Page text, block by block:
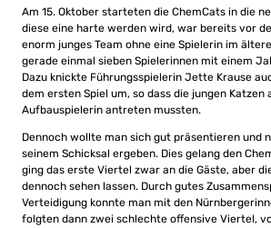
Am 15. Oktober starteten die ChemCats in die
diese eine harte werden wird, war bereits vor
enorm junges Team ohne eine Spielerin im
gerade einmal sieben Spielerinnen mit einem
Dazu knickte Führungsspielerin Jette Krause
dem ersten Spiel um, so dass die jungen Katzen
Aufbauspielerin antreten mussten.
Dennoch wollte man sich gut präsentieren und
seinem Schicksal ergeben. Dies gelang den
ging das erste Viertel zwar an die Gäste, aber
dennoch sehen lassen. Durch gutes
Verteidigung konnte man mit den
folgten dann zwei schlechte offensive Viertel,